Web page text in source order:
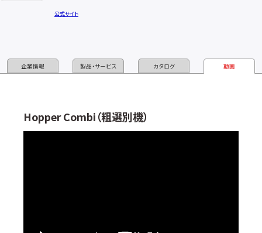
公式サイト
企業情報 製品・サービス カタログ 動画
Hopper Combi（粗選別機）